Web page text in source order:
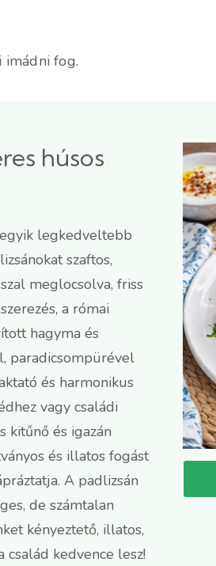
imádni fog.
húsos
legkedveltebb
szaftos,
meglocsolva, friss
a római
hagyma és
paradicsompürével
és harmonikus
vagy családi
kitűnő és igazán
és illatos fogást
A padlizsán
de számtalan
kényeztető, illatos,
kedvence lesz!